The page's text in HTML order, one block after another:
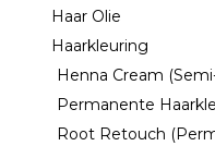
Haar Olie
Haarkleuring
Henna Cream
Permanente
Root Retouch